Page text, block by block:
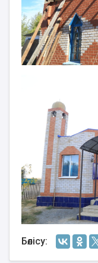
Бөлісу: